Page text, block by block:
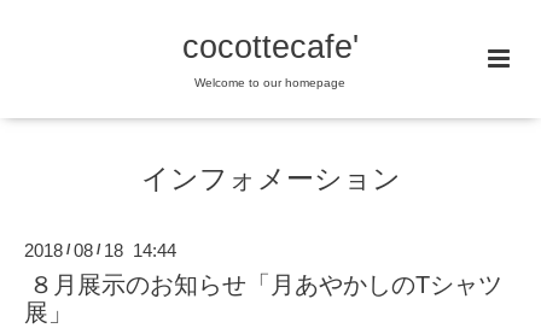
cocottecafe'
Welcome to our homepage
インフォメーション
2018 /08 / 18 14:44
８月展示のお知らせ「月あやかしのTシャツ
展」